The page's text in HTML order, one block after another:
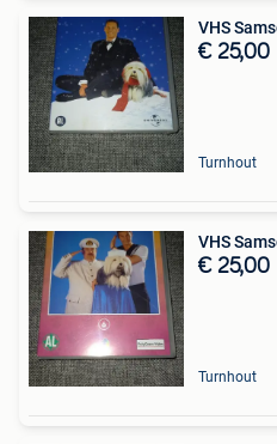
VHS
€ 25,00
Turnhout
VHS
€ 25,00
Turnhout